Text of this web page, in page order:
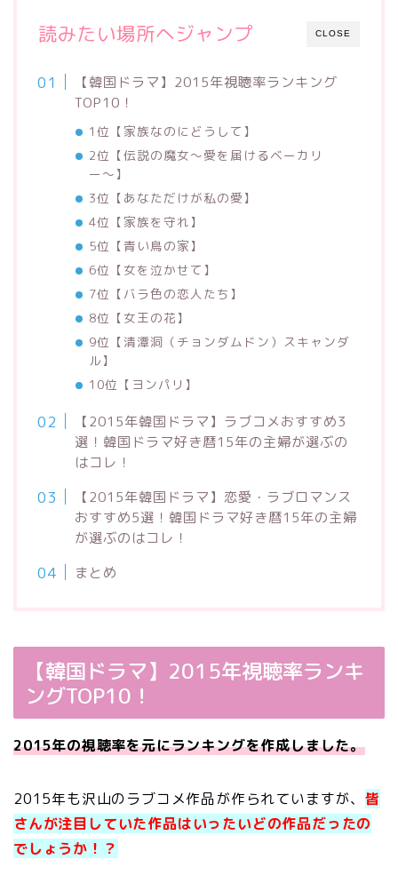
CLOSE
読みたい場所へジャンプ
【韓国ドラマ】2015年視聴率ランキング
TOP10！
1位【家族なのにどうして】
2位【伝説の魔女〜愛を届けるベーカリ
ー〜】
3位【あなただけが私の愛】
4位【家族を守れ】
5位【青い鳥の家】
6位【女を泣かせて】
7位【バラ色の恋人たち】
8位【女王の花】
9位【清潭洞（チョンダムドン）スキャンダ
ル】
10位【ヨンパリ】
【2015年韓国ドラマ】ラブコメおすすめ3
選！韓国ドラマ好き暦15年の主婦が選ぶの
はコレ！
【2015年韓国ドラマ】恋愛・ラブロマンス
おすすめ5選！韓国ドラマ好き暦15年の主婦
が選ぶのはコレ！
まとめ
【韓国ドラマ】2015年視聴率ランキ
ングTOP10！
2015年の視聴率を元にランキングを作成しました。
2015年も沢山のラブコメ作品が作られていますが、 皆
さんが注目していた作品はいったいどの作品だったの
でしょうか！？